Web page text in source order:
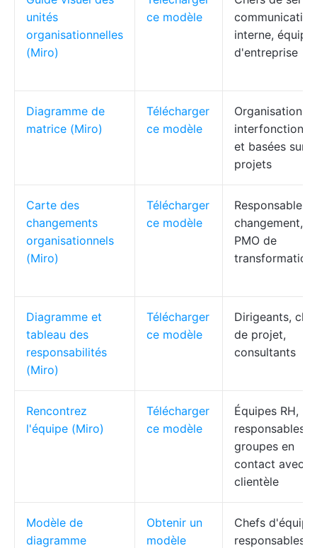
unités
organisationnelles
(Miro)
ce modèle
communication
interne,
d'entreprise
Diagramme de
matrice (Miro)
Télécharger
ce modèle
Organisations
et basées sur
projets
Carte des
changements
organisationnels
(Miro)
Télécharger
ce modèle
Responsables
changement,
PMO de
transformation
Diagramme et
tableau des
responsabilités
(Miro)
Télécharger
ce modèle
Dirigeants,
de projet,
consultants
Rencontrez
l'équipe (Miro)
Télécharger
ce modèle
Équipes RH,
responsables
groupes en
contact avec la
clientèle
Modèle de
diagramme
Obtenir un
modèle
Chefs d'équipe,
responsables